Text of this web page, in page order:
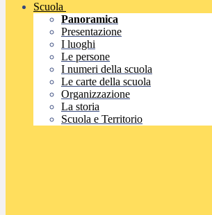
Scuola
Panoramica
Presentazione
I luoghi
Le persone
I numeri della scuola
Le carte della scuola
Organizzazione
La storia
Scuola e Territorio